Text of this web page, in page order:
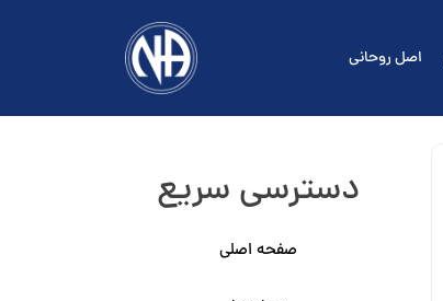
اصل روحانی
دسترسی سریع
صفحه اصلی